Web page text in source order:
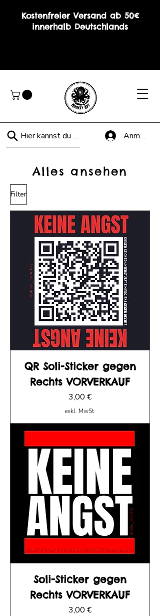
Kostenfreier Versand ab 50€
innerhalb Deutschlands
Hier kannst du suchen! Anmelden
Alles ansehen
Filter
QR Soli-Sticker gegen
Rechts VORVERKAUF
Preis
3,00 €
exkl. MwSt.
Soli-Sticker gegen
Rechts VORVERKAUF
Preis
3,00 €